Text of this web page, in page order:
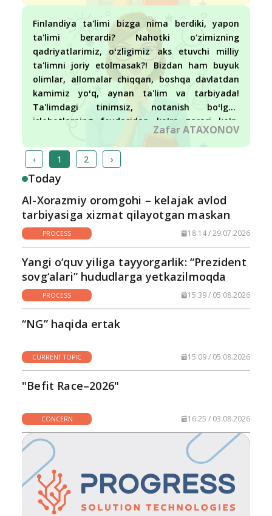
moslashaverish.
Finlandiya ta'limi bizga nima berdiki, yapon
ta'limi berardi? Nahotki o'zimizning
qadriyatlarimiz, oʻzligimiz aks etuvchi milliy
ta'limni joriy etolmasak?! Bizdan ham buyuk
olimlar, allomalar chiqqan, boshqa davlatdan
kamimiz yoʻq, aynan ta'lim va tarbiyada!
Ta'limdagi tinimsiz, notanish boʻlgan
islohotlarning foydasidan koʻra zarari koʻp.
O'qituvchilarga ham oson emas, undan bunga
moslashaverish.
Zafar ATAXONOV
‹ 1 2 ›
Today
Al-Xorazmiy oromgohi – kelajak avlod
tarbiyasiga xizmat qilayotgan maskan
PROCESS 18:14 / 29.07.2026
Yangi o‘quv yiliga tayyorgarlik: “Prezident
sovg‘alari” hududlarga yetkazilmoqda
PROCESS 15:39 / 05.08.2026
“NG” haqida ertak
CURRENT TOPIC 15:09 / 05.08.2026
"Befit Race–2026"
CONCERN 16:25 / 03.08.2026